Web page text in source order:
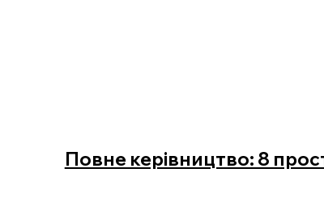
Повне керівництво: 8